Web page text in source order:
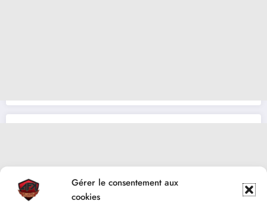
Gérer le consentement aux
cookies